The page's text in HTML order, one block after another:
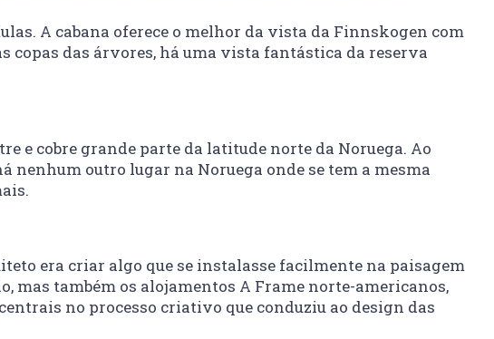
A cabana oferece o melhor da vista da Finnskogen com
copas das árvores, há uma vista fantástica da reserva
e cobre grande parte da latitude norte da Noruega. Ao
nenhum outro lugar na Noruega onde se tem a mesma
era criar algo que se instalasse facilmente na paisagem
mas também os alojamentos A Frame norte-americanos,
no processo criativo que conduziu ao design das